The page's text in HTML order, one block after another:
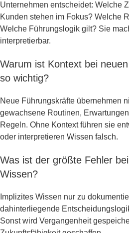
Unternehmen entscheidet: Welche
Kunden stehen im Fokus? Welche
Welche Führungslogik gilt? Sie
interpretierbar.
Warum ist Kontext bei
so wichtig?
Neue Führungskräfte übernehmen
gewachsene Routinen,
Regeln. Ohne Kontext führen sie
oder interpretieren Wissen falsch.
Was ist der größte Fehler
Wissen?
Implizites Wissen nur zu
dahinterliegende
Sonst wird Vergangenheit